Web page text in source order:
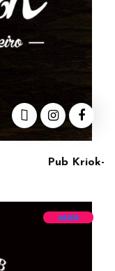
Pub Kriok-
ABRIR